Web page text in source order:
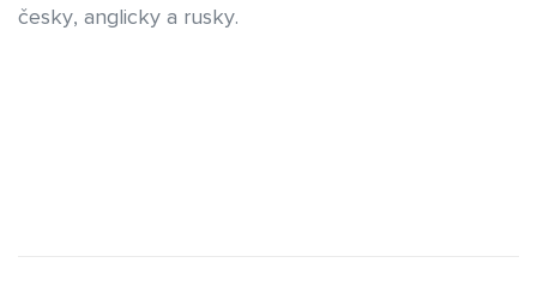
MATERIÁLY
česky, anglicky a rusky.